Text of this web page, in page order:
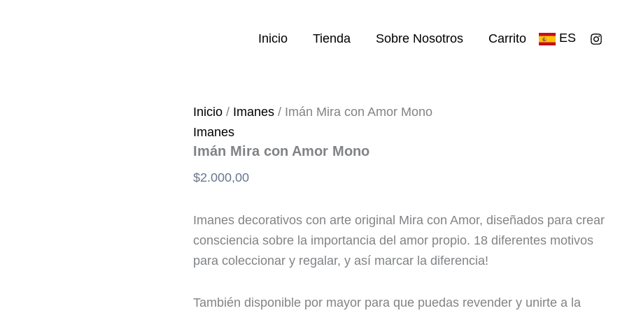
Inicio Tienda Sobre Nosotros Carrito ES
Inicio / Imanes / Imán Mira con Amor Mono
Imanes
Imán Mira con Amor Mono
$2.000,00
Imanes decorativos con arte original Mira con Amor, diseñados para crear
consciencia sobre la importancia del amor propio. 18 diferentes motivos
para coleccionar y regalar, y así marcar la diferencia!
También disponible por mayor para que puedas revender y unirte a la